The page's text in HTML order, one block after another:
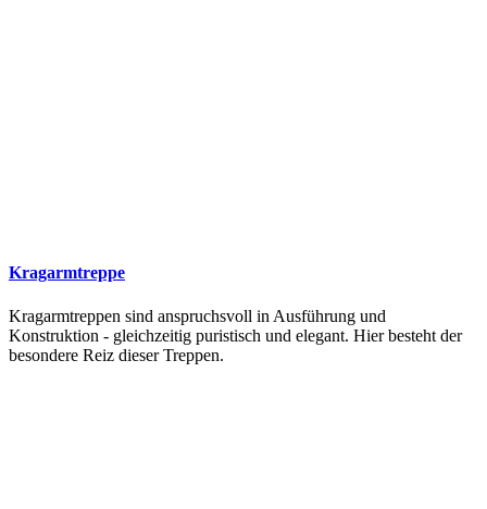
Kragarmtreppe
Kragarmtreppen sind anspruchsvoll in Ausführung und
Konstruktion - gleichzeitig puristisch und elegant. Hier besteht der
besondere Reiz dieser Treppen.